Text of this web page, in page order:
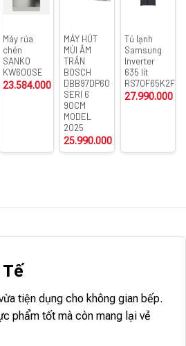
Máy rửa
chén
SANKO
KW600SE
23.584.000
MÁY HÚT
MÙI ÂM
TRẦN
BOSCH
DBB97DP60
SERI 6
90CM
MODEL
2025
25.990.000
Tủ lạnh
Samsung
Inverter
635 lít
RS70F65K2FSV
27.990.000
Tế
tiện dụng cho không gian bếp.
phẩm tốt mà còn mang lại vẻ